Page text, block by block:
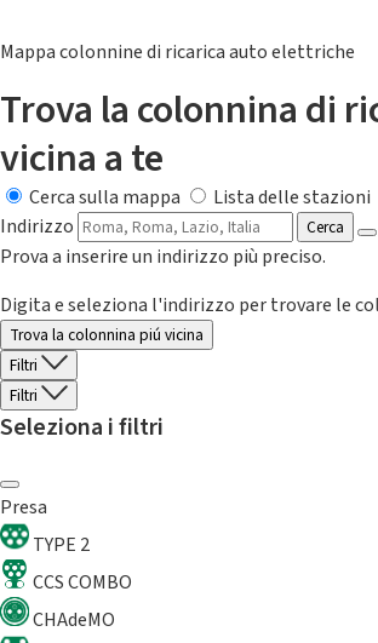
Mappa colonnine di ricarica auto elettriche
Trova la colonnina di
vicina a te
Cerca sulla mappa
Lista delle stazioni
Indirizzo
Cerca
Prova a inserire un indirizzo più preciso.
Digita e seleziona l'indirizzo per trovare le
Trova la colonnina piú vicina
Filtri
Filtri
Seleziona i filtri
Presa
TYPE 2
CCS COMBO
CHAdeMO